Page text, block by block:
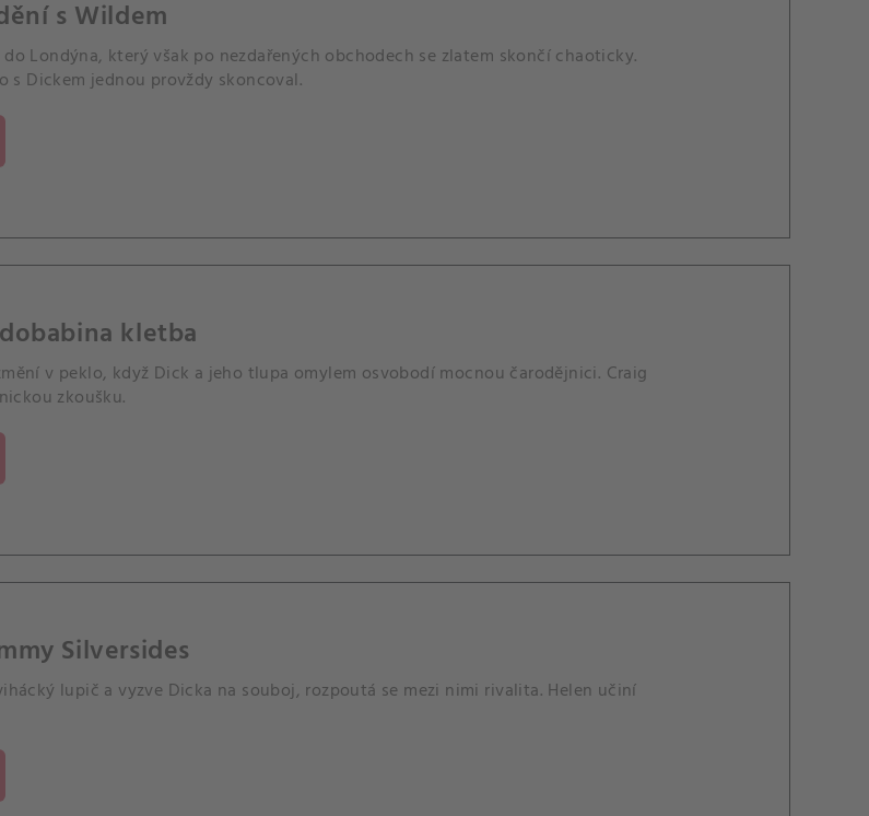
s Wildem
Londýna, který však po nezdařených obchodech se zlatem skončí chaoticky.
s Dickem jednou provždy skoncoval.
kletba
v peklo, když Dick a jeho tlupa omylem osvobodí mocnou čarodějnici. Craig
zkoušku.
Silversides
lupič a vyzve Dicka na souboj, rozpoutá se mezi nimi rivalita. Helen učiní